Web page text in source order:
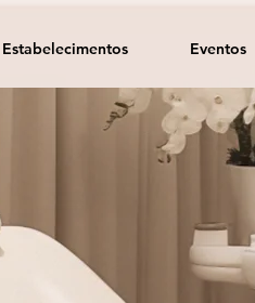
Estabelecimentos Eventos